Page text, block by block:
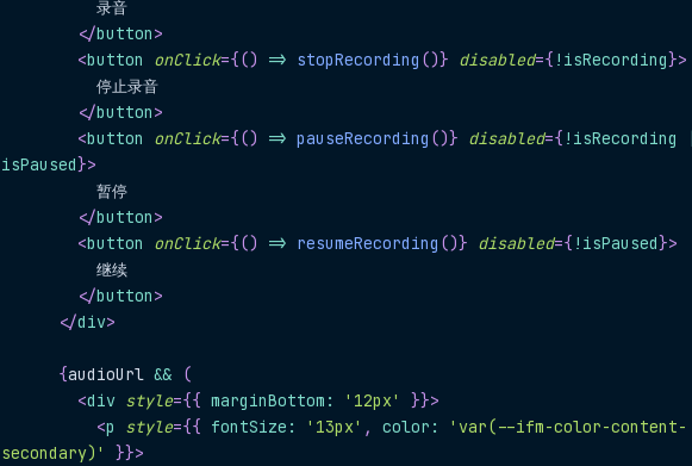
          录音
</button>
<button onClick={() => stopRecording ()} disabled={ ! isRecording}>
          停止录音
</button>
<button onClick={() => pauseRecording ()} disabled={ ! isRecording
isPaused}>
          暂停
</button>
<button onClick={() => resumeRecording ()} disabled={ ! isPaused}>
          继续
</button>
</div>
{audioUrl &&
(
<div style={{ marginBottom : '12px' }}>
<p style={{ fontSize : '13px' , color :
'var(--ifm-color-content-
secondary)'
}}>